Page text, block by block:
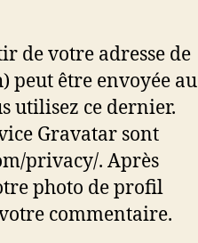
de votre adresse de
peut être envoyée au
utilisez ce dernier.
Gravatar sont
privacy/. Après
photo de profil
commentaire.